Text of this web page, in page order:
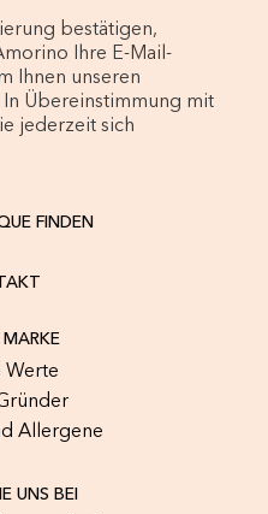
bestätigen,
Ihre E-Mail-
Ihnen unseren
In Übereinstimmung mit
jederzeit sich
FINDEN
MARKE
Werte
Allergene
UNS BEI